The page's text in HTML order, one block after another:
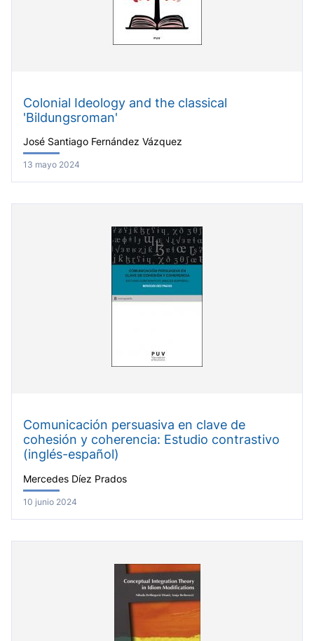
Colonial Ideology and the classical
'Bildungsroman'
José Santiago Fernández Vázquez
13 mayo 2024
Comunicación persuasiva en clave de
cohesión y coherencia: Estudio contrastivo
(inglés-español)
Mercedes Díez Prados
10 junio 2024